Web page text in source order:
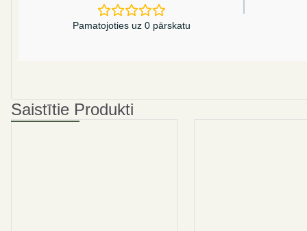
Pamatojoties uz 0 pārskatu
Saistītie Produkti